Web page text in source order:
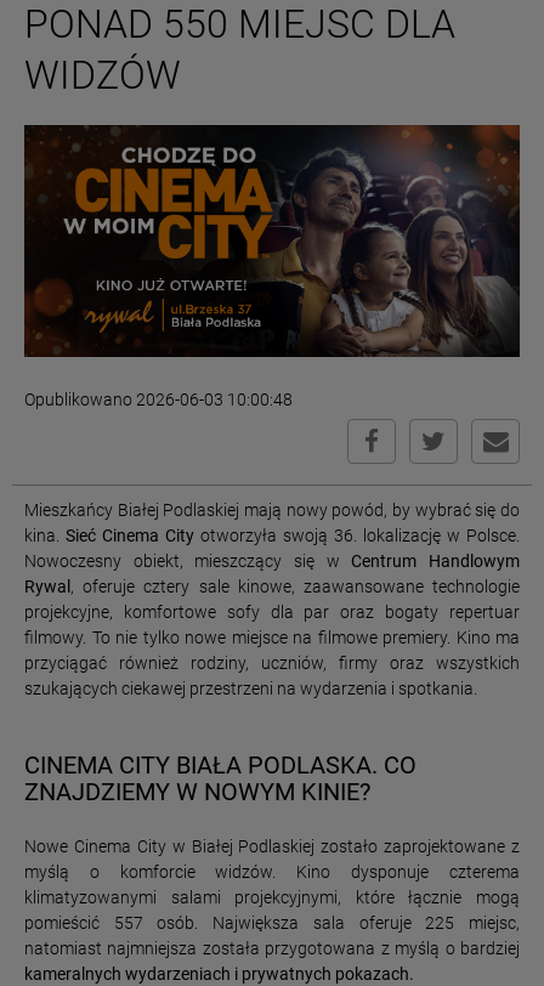
PONAD 550 MIEJSC DLA
WIDZÓW
Opublikowano 2026-06-03 10:00:48
Mieszkańcy Białej Podlaskiej mają nowy powód, by wybrać się do
kina. Sieć Cinema City otworzyła swoją 36. lokalizację w Polsce.
Nowoczesny obiekt, mieszczący się w Centrum Handlowym
Rywal , oferuje cztery sale kinowe, zaawansowane technologie
projekcyjne, komfortowe sofy dla par oraz bogaty repertuar
filmowy. To nie tylko nowe miejsce na filmowe premiery. Kino ma
przyciągać również rodziny, uczniów, firmy oraz wszystkich
szukających ciekawej przestrzeni na wydarzenia i spotkania.
CINEMA CITY BIAŁA PODLASKA. CO
ZNAJDZIEMY W NOWYM KINIE?
Nowe Cinema City w Białej Podlaskiej zostało zaprojektowane z
myślą o komforcie widzów. Kino dysponuje czterema
klimatyzowanymi salami projekcyjnymi, które łącznie mogą
pomieścić 557 osób. Największa sala oferuje 225 miejsc,
natomiast najmniejsza została przygotowana z myślą o bardziej
kameralnych wydarzeniach i prywatnych pokazach.